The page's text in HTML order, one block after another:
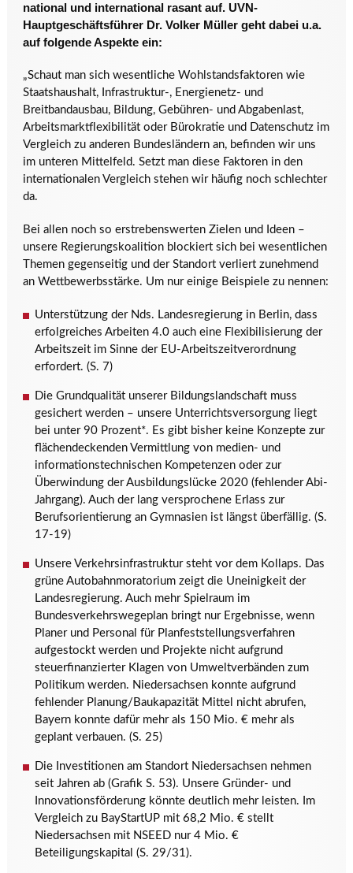
national und international rasant auf. UVN-
Hauptgeschäftsführer Dr. Volker Müller geht dabei u.a.
auf folgende Aspekte ein:
„Schaut man sich wesentliche Wohlstandsfaktoren wie
Staatshaushalt, Infrastruktur-, Energienetz- und
Breitbandausbau, Bildung, Gebühren- und Abgabenlast,
Arbeitsmarktflexibilität oder Bürokratie und Datenschutz im
Vergleich zu anderen Bundesländern an, befinden wir uns
im unteren Mittelfeld. Setzt man diese Faktoren in den
internationalen Vergleich stehen wir häufig noch schlechter
da.
Bei allen noch so erstrebenswerten Zielen und Ideen –
unsere Regierungskoalition blockiert sich bei wesentlichen
Themen gegenseitig und der Standort verliert zunehmend
an Wettbewerbsstärke. Um nur einige Beispiele zu nennen:
Unterstützung der Nds. Landesregierung in Berlin, dass
erfolgreiches Arbeiten 4.0 auch eine Flexibilisierung der
Arbeitszeit im Sinne der EU-Arbeitszeitverordnung
erfordert. (S. 7)
Die Grundqualität unserer Bildungslandschaft muss
gesichert werden – unsere Unterrichtsversorgung liegt
bei unter 90 Prozent*. Es gibt bisher keine Konzepte zur
flächendeckenden Vermittlung von medien- und
informationstechnischen Kompetenzen oder zur
Überwindung der Ausbildungslücke 2020 (fehlender Abi-
Jahrgang). Auch der lang versprochene Erlass zur
Berufsorientierung an Gymnasien ist längst überfällig. (S.
17-19)
Unsere Verkehrsinfrastruktur steht vor dem Kollaps. Das
grüne Autobahnmoratorium zeigt die Uneinigkeit der
Landesregierung. Auch mehr Spielraum im
Bundesverkehrswegeplan bringt nur Ergebnisse, wenn
Planer und Personal für Planfeststellungsverfahren
aufgestockt werden und Projekte nicht aufgrund
steuerfinanzierter Klagen von Umweltverbänden zum
Politikum werden. Niedersachsen konnte aufgrund
fehlender Planung/Baukapazität Mittel nicht abrufen,
Bayern konnte dafür mehr als 150 Mio. € mehr als
geplant verbauen. (S. 25)
Die Investitionen am Standort Niedersachsen nehmen
seit Jahren ab (Grafik S. 53). Unsere Gründer- und
Innovationsförderung könnte deutlich mehr leisten. Im
Vergleich zu BayStartUP mit 68,2 Mio. € stellt
Niedersachsen mit NSEED nur 4 Mio. €
Beteiligungskapital (S. 29/31).